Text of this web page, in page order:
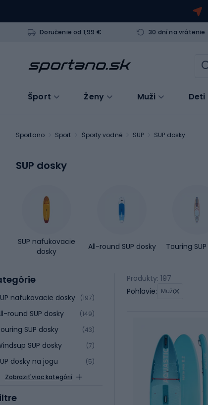
Doručenie od 1,99 € 30 dní na vrátenie
Šport Ženy Muži Deti
Sportano Sport Športy vodné SUP SUP dosky
SUP dosky
SUP nafukovacie
dosky
All-round SUP dosky Touring
nafukovacie dosky (197)
round SUP dosky (149)
SUP dosky (43)
SUP dosky (7)
dosky na jogu
(5)
Zobraziť viac kategórií
Produkty: 197
Pohlavie: Muži